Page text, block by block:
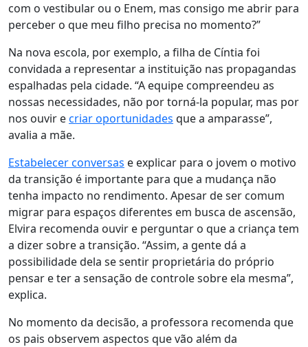
com o vestibular ou o Enem, mas consigo me abrir para
perceber o que meu filho precisa no momento?”
Na nova escola, por exemplo, a filha de Cíntia foi
convidada a representar a instituição nas propagandas
espalhadas pela cidade. “A equipe compreendeu as
nossas necessidades, não por torná-la popular, mas por
nos ouvir ecriar oportunidades que a amparasse”,
avalia a mãe.
Estabelecer conversas e explicar para o jovem o motivo
da transição é importante para que a mudança não
tenha impacto no rendimento. Apesar de ser comum
migrar para espaços diferentes em busca de ascensão,
Elvira recomenda ouvir e perguntar o que a criança tem
a dizer sobre a transição. “Assim, a gente dá a
possibilidade dela se sentir proprietária do próprio
pensar e ter a sensação de controle sobre ela mesma”,
explica.
No momento da decisão, a professora recomenda que
os pais observem aspectos que vão além da